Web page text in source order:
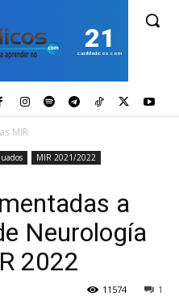
21
casiMedicos.com
MIR
MIR 2021/2022
a
Neurología
2022
1
11574